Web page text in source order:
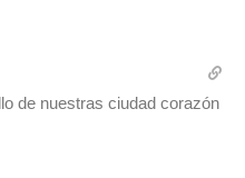
de nuestras ciudad corazón